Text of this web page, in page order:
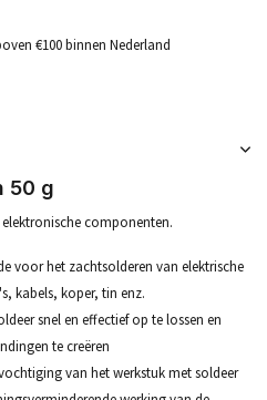
€100 binnen Nederland
50 g
componenten.
voor het zachtsolderen van elektrische
kabels, koper, tin enz.
snel en effectief op te lossen en
te creëren
van het werkstuk met soldeer